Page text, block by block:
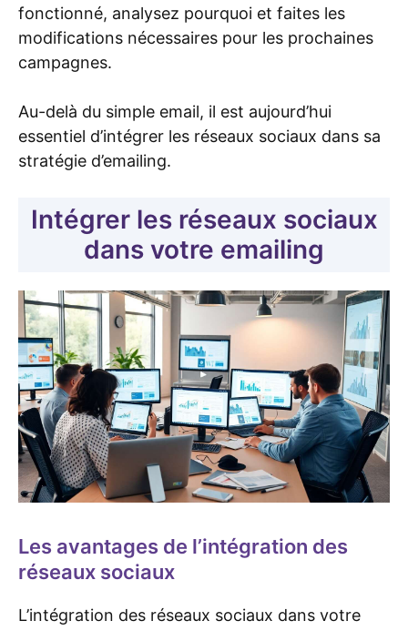
fonctionné, analysez pourquoi et faites les
modifications nécessaires pour les prochaines
campagnes.
Au-delà du simple email, il est aujourd’hui
essentiel d’intégrer les réseaux sociaux dans sa
stratégie d’emailing.
Intégrer les réseaux sociaux
dans votre emailing
Les avantages de l’intégration des
réseaux sociaux
L’intégration des réseaux sociaux dans votre